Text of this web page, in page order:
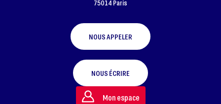
75014 Paris
NOUS APPELER
NOUS ÉCRIRE
Mon espace